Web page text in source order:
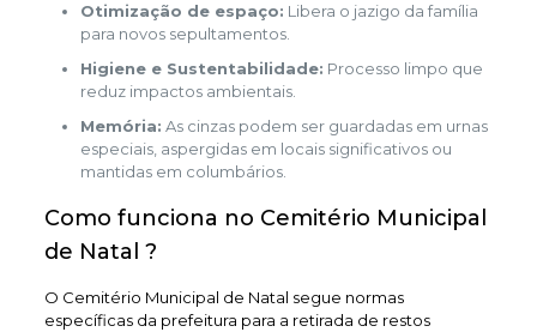
Otimização de espaço: Libera o jazigo da família
para novos sepultamentos.
Higiene e Sustentabilidade: Processo limpo que
reduz impactos ambientais.
Memória: As cinzas podem ser guardadas em urnas
especiais, aspergidas em locais significativos ou
mantidas em columbários.
Como funciona no Cemitério Municipal
de Natal ?
O Cemitério Municipal de Natal segue normas
específicas da prefeitura para a retirada de restos